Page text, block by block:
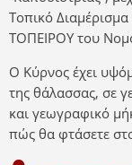
Τοπικό
ΤΟΠΕΙΡΟΥ του
Ο Κύρνος έχει
της θάλασσας, σε
και γεωγραφικό
πώς θα φτάσετε